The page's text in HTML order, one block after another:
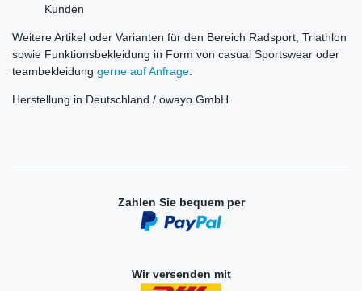
Kunden
Weitere Artikel oder Varianten für den Bereich Radsport, Triathlon
sowie Funktionsbekleidung in Form von casual Sportswear oder
teambekleidung gerne auf Anfrage.
Herstellung in Deutschland / owayo GmbH
Zahlen Sie bequem per
Wir versenden mit